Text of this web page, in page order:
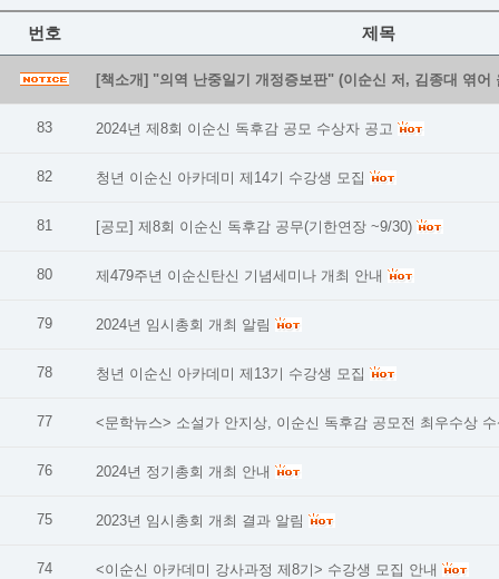
번호 제목
[책소개] "의역 난중일기 개정증보판" (이순신 저, 김종대 엮어
83 2024년 제8회 이순신 독후감 공모 수상자 공고
82 청년 이순신 아카데미 제14기 수강생 모집
81 [공모] 제8회 이순신 독후감 공무(기한연장 ~9/30)
80 제479주년 이순신탄신 기념세미나 개최 안내
79 2024년 임시총회 개최 알림
78 청년 이순신 아카데미 제13기 수강생 모집
77 <문학뉴스> 소설가 안지상, 이순신 독후감 공모전 최우수상
76 2024년 정기총회 개최 안내
75 2023년 임시총회 개최 결과 알림
74 <이순신 아카데미 강사과정 제8기> 수강생 모집 안내